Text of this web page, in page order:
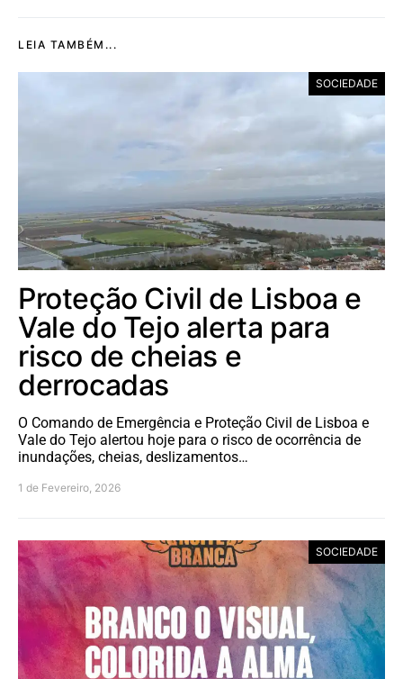
LEIA TAMBÉM...
SOCIEDADE
Proteção Civil de Lisboa e
Vale do Tejo alerta para
risco de cheias e
derrocadas
O Comando de Emergência e Proteção Civil de Lisboa e
Vale do Tejo alertou hoje para o risco de ocorrência de
inundações, cheias, deslizamentos…
1 de Fevereiro, 2026
SOCIEDADE